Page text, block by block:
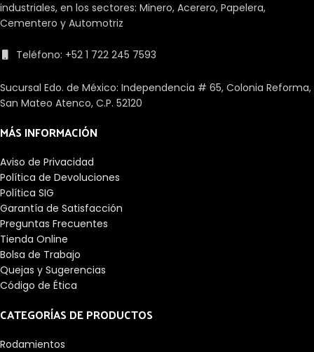
industriales, en los sectores: Minero, Acerero, Papelera,
Cementero y Automotriz
Teléfono: +52 1 722 245 7593
Sucursal Edo. de México: Independencia # 65, Colonia Reforma,
San Mateo Atenco, C.P. 52120
MÁS INFORMACIÓN
Aviso de Privacidad
Política de Devoluciones
Política SIG
Garantía de Satisfacción
Preguntas Frecuentes
Tienda Online
Bolsa de Trabajo
Quejas y Sugerencias
Código de Ética
CATEGORÍAS DE PRODUCTOS
Rodamientos